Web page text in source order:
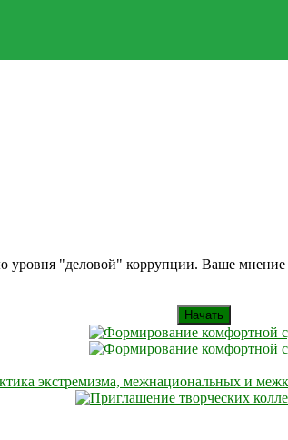
уровня "деловой" коррупции. Ваше
Начать